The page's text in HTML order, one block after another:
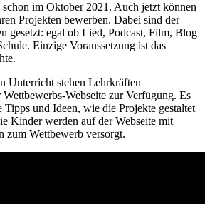
schon im Oktober 2021. Auch jetzt können
Projekten bewerben. Dabei sind der
gesetzt: egal ob Lied, Podcast, Film, Blog
Einzige Voraussetzung ist das
Unterricht stehen Lehrkräften
Webseite zur Verfügung. Es
Tipps und Ideen, wie die Projekte gestaltet
Kinder werden auf der Webseite mit
zum Wettbewerb versorgt.